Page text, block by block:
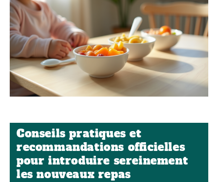
Conseils pratiques et
recommandations officielles
pour introduire sereinement
les nouveaux repas